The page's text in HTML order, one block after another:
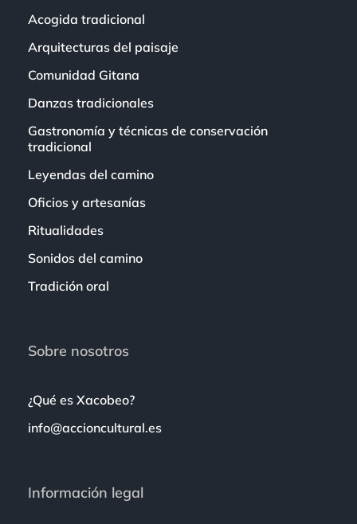
Acogida tradicional
Arquitecturas del paisaje
Comunidad Gitana
Danzas tradicionales
Gastronomía y técnicas de conservación
tradicional
Leyendas del camino
Oficios y artesanías
Ritualidades
Sonidos del camino
Tradición oral
Sobre nosotros
¿Qué es Xacobeo?
info@accioncultural.es
Información legal